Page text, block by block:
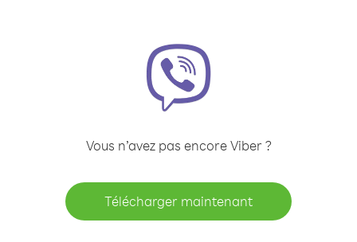
Vous n’avez pas encore Viber ?
Télécharger maintenant